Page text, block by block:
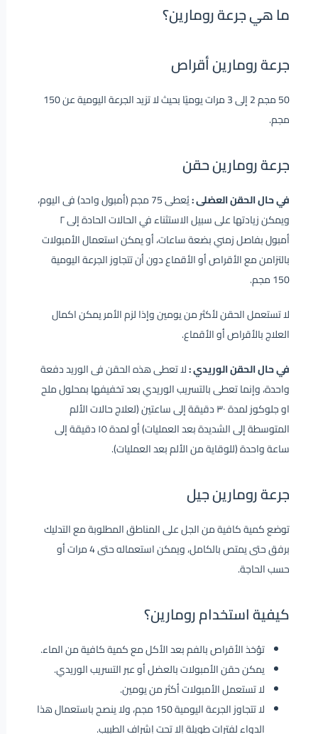
ما هي جرعة رومارين؟
جرعة رومارين أقراص
50 مجم 2 إلى 3 مرات يوميًا بحيث لا تزيد الجرعة اليومية عن 150
مجم.
جرعة رومارين حقن
في حال الحقن العضلى :
يُعطى 75 مجم (أمبول واحد) فى اليوم،
ويمكن زيادتها على سبيل الاستثناء في الحالات الحادة إلى ٢
أمبول بفاصل زمني بضعة ساعات، أو يمكن استعمال الأمبولات
بالتزامن مع الأقراص أو الأقماع دون أن تتجاوز الجرعة اليومية
150 مجم.
لا تستعمل الحقن لأكثر من يومين وإذا لزم الأمر يمكن اكمال
العلاج بالأقراص أو الأقماع.
في حال الحقن الوريدي :لا تعطى هذه الحقن فى الوريد دفعة
واحدة، وإنما تعطى بالتسريب الوريدي بعد تخفيفها بمحلول ملح
او جلوكوز لمدة ٣٠ دقيقة إلى ساعتين (لعلاج حالات الألم
المتوسطة إلى الشديدة بعد العمليات) أو لمدة ١٥ دقيقة إلى
ساعة واحدة (للوقاية من الألم بعد العمليات).
جرعة رومارين جيل
توضع كمية كافية من الجل على المناطق المطلوبة مع التدليك
برفق حتى يمتص بالكامل، ويمكن استعماله حتى 4 مرات أو
حسب الحاجة.
كيفية استخدام رومارين؟
تؤخذ الأقراص بالفم بعد الأكل مع كمية كافية من الماء.
يمكن حقن الأمبولات بالعضل أو عبر التسريب الوريدي.
لا تستعمل الأمبولات أكثر من يومين.
لا تتجاوز الجرعة اليومية 150 مجم، ولا ينصح باستعمال هذا
الدواء لفترات طويلة إلا تحت إشراف الطبيب.